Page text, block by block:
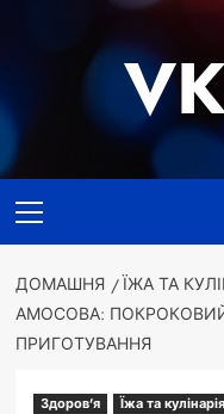
меню
ДОМАШНЯ ЇЖА ТА
АМОСОВА:
ПРИГОТУВАННЯ
Здоров'я Їжа та кулінарія